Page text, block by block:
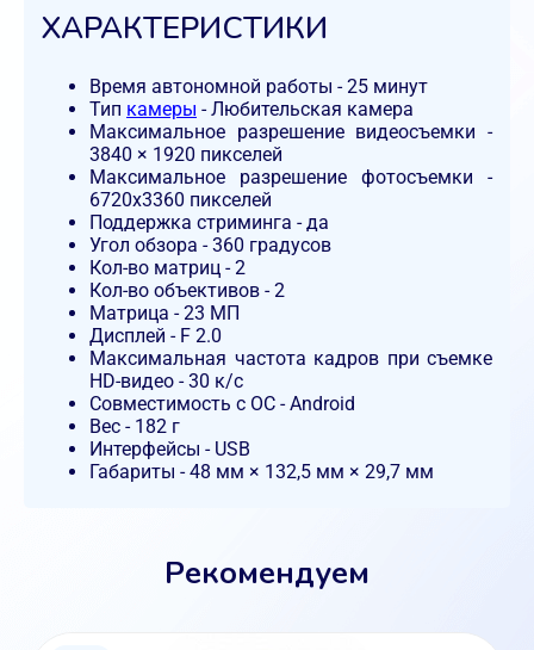
ХАРАКТЕРИСТИКИ
Время автономной работы - 25 минут
Тип камеры - Любительская камера
Максимальное разрешение видеосъемки -
3840 × 1920 пикселей
Максимальное разрешение фотосъемки -
6720x3360 пикселей
Поддержка стриминга - да
Угол обзора - 360 градусов
Кол-во матриц - 2
Кол-во объективов - 2
Матрица - 23 МП
Дисплей - F 2.0
Максимальная частота кадров при съемке
HD-видео - 30 к/с
Совместимость с ОС - Android
Вес - 182 г
Интерфейсы - USB
Габариты - 48 мм × 132,5 мм × 29,7 мм
Рекомендуем